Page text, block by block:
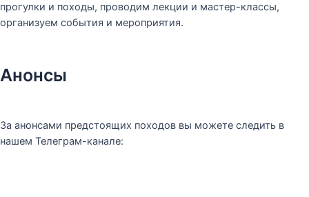
прогулки и походы, проводим лекции и мастер-классы,
организуем события и мероприятия.
Анонсы
За анонсами предстоящих походов вы можете следить в
нашем Телеграм-канале: